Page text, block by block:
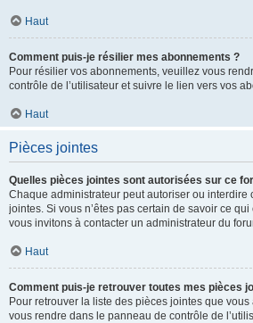
Haut
Comment puis-je résilier mes abonnements ?
Pour résilier vos abonnements, veuillez vous
contrôle de l’utilisateur et suivre le lien vers vos
Haut
Pièces jointes
Quelles pièces jointes sont autorisées sur ce
Chaque administrateur peut autoriser ou interdire
jointes. Si vous n’êtes pas certain de savoir ce
vous invitons à contacter un administrateur du
Haut
Comment puis-je retrouver toutes mes pièces
Pour retrouver la liste des pièces jointes que
vous rendre dans le panneau de contrôle de